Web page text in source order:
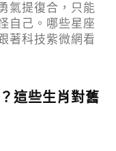
氣提復合，只能
自己。哪些星座
著科技紫微網看
這些生肖對舊